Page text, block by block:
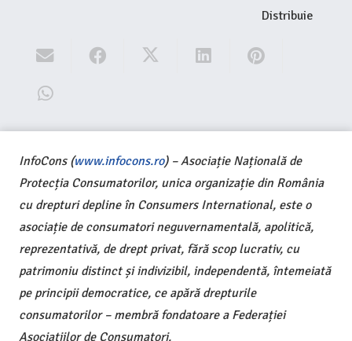
Distribuie
InfoCons (www.infocons.ro) – Asociație Națională de
Protecția Consumatorilor, unica organizație din România
cu drepturi depline în Consumers International, este o
asociație de consumatori neguvernamentală, apolitică,
reprezentativă, de drept privat, fără scop lucrativ, cu
patrimoniu distinct și indivizibil, independentă, întemeiată
pe principii democratice, ce apără drepturile
consumatorilor – membră fondatoare a Federației
Asociațiilor de Consumatori.